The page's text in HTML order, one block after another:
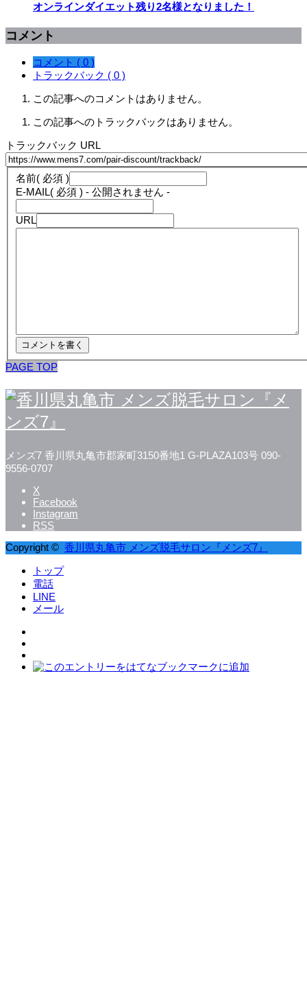
オンラインダイエット残り2名様となりました！
コメント
コメント ( 0 )
トラックバック ( 0 )
この記事へのコメントはありません。
この記事へのトラックバックはありません。
トラックバック URL
名前( 必須 )
E-MAIL( 必須 ) - 公開されません -
URL
PAGE TOP
メンズ7 香川県丸亀市郡家町3150番地1 G-PLAZA103号 090-
9556-0707
X
Facebook
Instagram
RSS
Copyright © 香川県丸亀市 メンズ脱毛サロン『メンズ7』
トップ
電話
LINE
メール